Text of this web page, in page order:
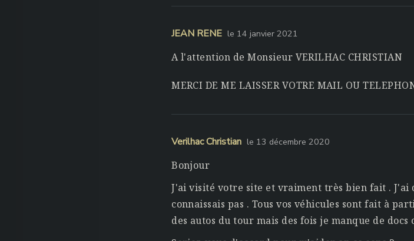
JEAN RENE le 14 janvier 2021
A l'attention de Monsieur VERILHAC CHRISTIAN
MERCI DE ME LAISSER VOTRE MAIL OU
Verilhac Christian le 13 décembre 2020
Bonjour
J'ai visité votre site et vraiment très bien fait . J'ai
connaissais pas . Tous vos véhicules sont fait à
des autos du tour mais des fois je manque de docs